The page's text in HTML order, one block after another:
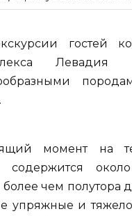
гостей
Левадия
момент на
содержится
чем полутора
упряжные и